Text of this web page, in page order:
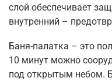
слой обеспечивает
внутренний –
Баня-палатка – это
10 минут можно
под открытым небом.